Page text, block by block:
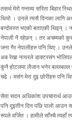
तसर्थ मेरो गन्तव्य सरिता बिहार
थियो । उनले त्यसै दिनका लागि
बन्दोवस्त भएको बताएकी थिइन् ।
नेपाली नै रहेछन् । तर अचम्मको
जना गैर नेपालीहरु पनि थिए ।
अब रेखा नायरले डाक्टरसंग
कुनै होटलमा लैजान भनेर बल्लबल्ल
चढे । मसंग मेरा दुइ छोरीहरु पनि
सेवा सदन अधिकांश उपचारार्थ
पनि दुइतीन दिन पछि पालो आउन
रुपले वर्जित । हामीले साँच्चै त्यहाँ